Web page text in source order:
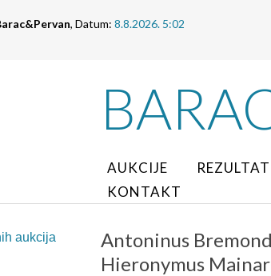
, Datum: 8.8.2026. 5:02
AUKCIJE
KONTAKT
aukcija
Antoninus
Hieronymus